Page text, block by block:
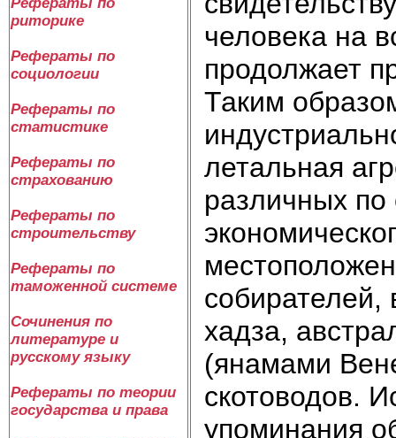
риторике
Рефераты по
социологии
Рефераты по
статистике
Рефераты по
страхованию
Рефераты по
строительству
Рефераты по
таможенной системе
Сочинения по
литературе и
русскому языку
Рефераты по теории
государства и права
человека на
продолжает
Таким
летальная
различных по
хадза,
(янамами
скотоводов.
упоминания